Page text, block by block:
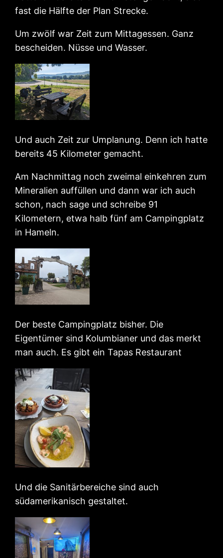
fast die Hälfte der Plan Strecke.
Um zwölf war Zeit zum Mittagessen. Ganz
bescheiden. Nüsse und Wasser.
Und auch Zeit zur Umplanung. Denn ich hatte
bereits 45 Kilometer gemacht.
Am Nachmittag noch zweimal einkehren zum
Mineralien auffüllen und dann war ich auch
schon, nach sage und schreibe 91
Kilometern, etwa halb fünf am Campingplatz
in Hameln.
Der beste Campingplatz bisher. Die
Eigentümer sind Kolumbianer und das merkt
man auch. Es gibt ein Tapas Restaurant
Und die Sanitärbereiche sind auch
südamerikanisch gestaltet.